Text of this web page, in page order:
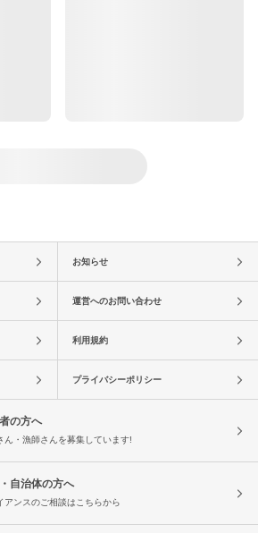
お知らせ
運営へのお問い合わせ
利用規約
プライバシーポリシー
の方へ
ん・漁師さんを募集しています!
自治体の方へ
アンスのご相談はこちらから